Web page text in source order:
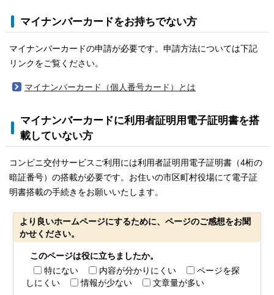
マイナンバーカードをお持ちでない方
マイナンバーカードの申請が必要です。申請方法については下記
リンクをご覧ください。
マイナンバーカード（個人番号カード）とは
マイナンバーカードに利用者証明用電子証明書を搭
載していない方
コンビニ交付サービスご利用には利用者証明用電子証明書（4桁の
暗証番号）の搭載が必要です。お住いの市区町村役場にて電子証
明書搭載の手続きをお願いいたします。
より良いホームページにするために、ページのご感想をお聞
かせください。
このページは役に立ちましたか。
特にない
内容が分かりにくい
ページを探
しにくい
情報が少ない 文章量が多い